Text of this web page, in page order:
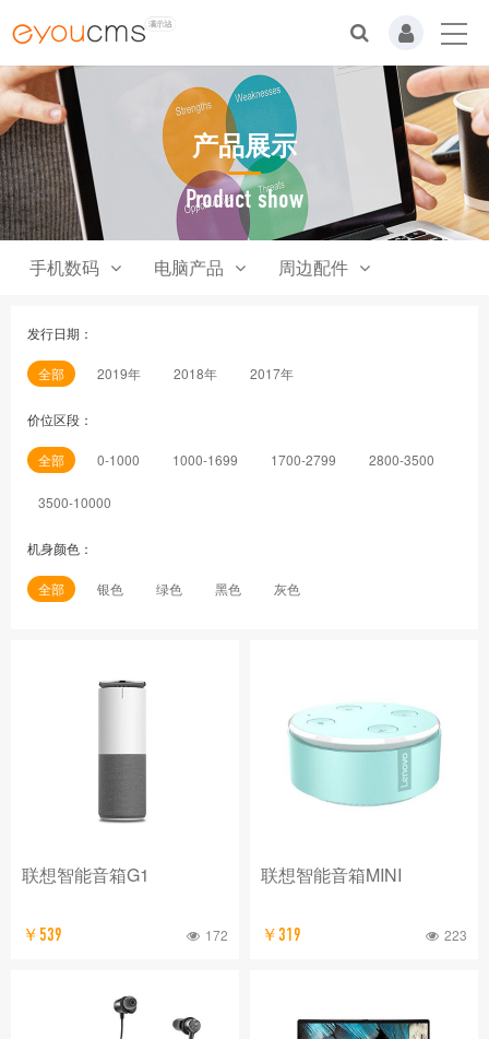
产品展示
Product show
手机数码 电脑产品 周边配件
发行日期：
全部 2019年 2018年 2017年
价位区段：
全部 0-1000 1000-1699 1700-2799 2800-3500
3500-10000
机身颜色：
全部 银色 绿色 黑色 灰色
联想智能音箱G1
￥539 172
联想智能音箱MINI
￥319 223